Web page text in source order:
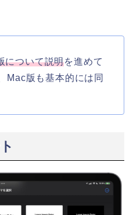
について説明を進めて
Mac版も基本的には同